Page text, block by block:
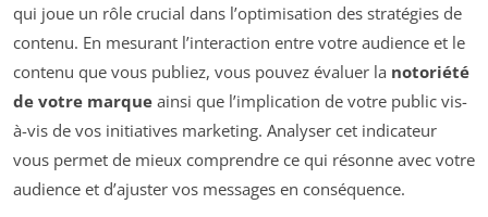
qui joue un rôle crucial dans l’optimisation des stratégies de
contenu. En mesurant l’interaction entre votre audience et le
contenu que vous publiez, vous pouvez évaluer la notoriété
de votre marque ainsi que l’implication de votre public vis-
à-vis de vos initiatives marketing. Analyser cet indicateur
vous permet de mieux comprendre ce qui résonne avec votre
audience et d’ajuster vos messages en conséquence.